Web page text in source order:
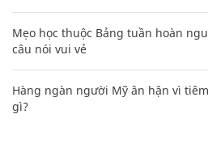
Mẹo học thuộc Bảng tuần hoàn
câu nói vui vẻ
Hàng ngàn người Mỹ ân hận vì
gì?